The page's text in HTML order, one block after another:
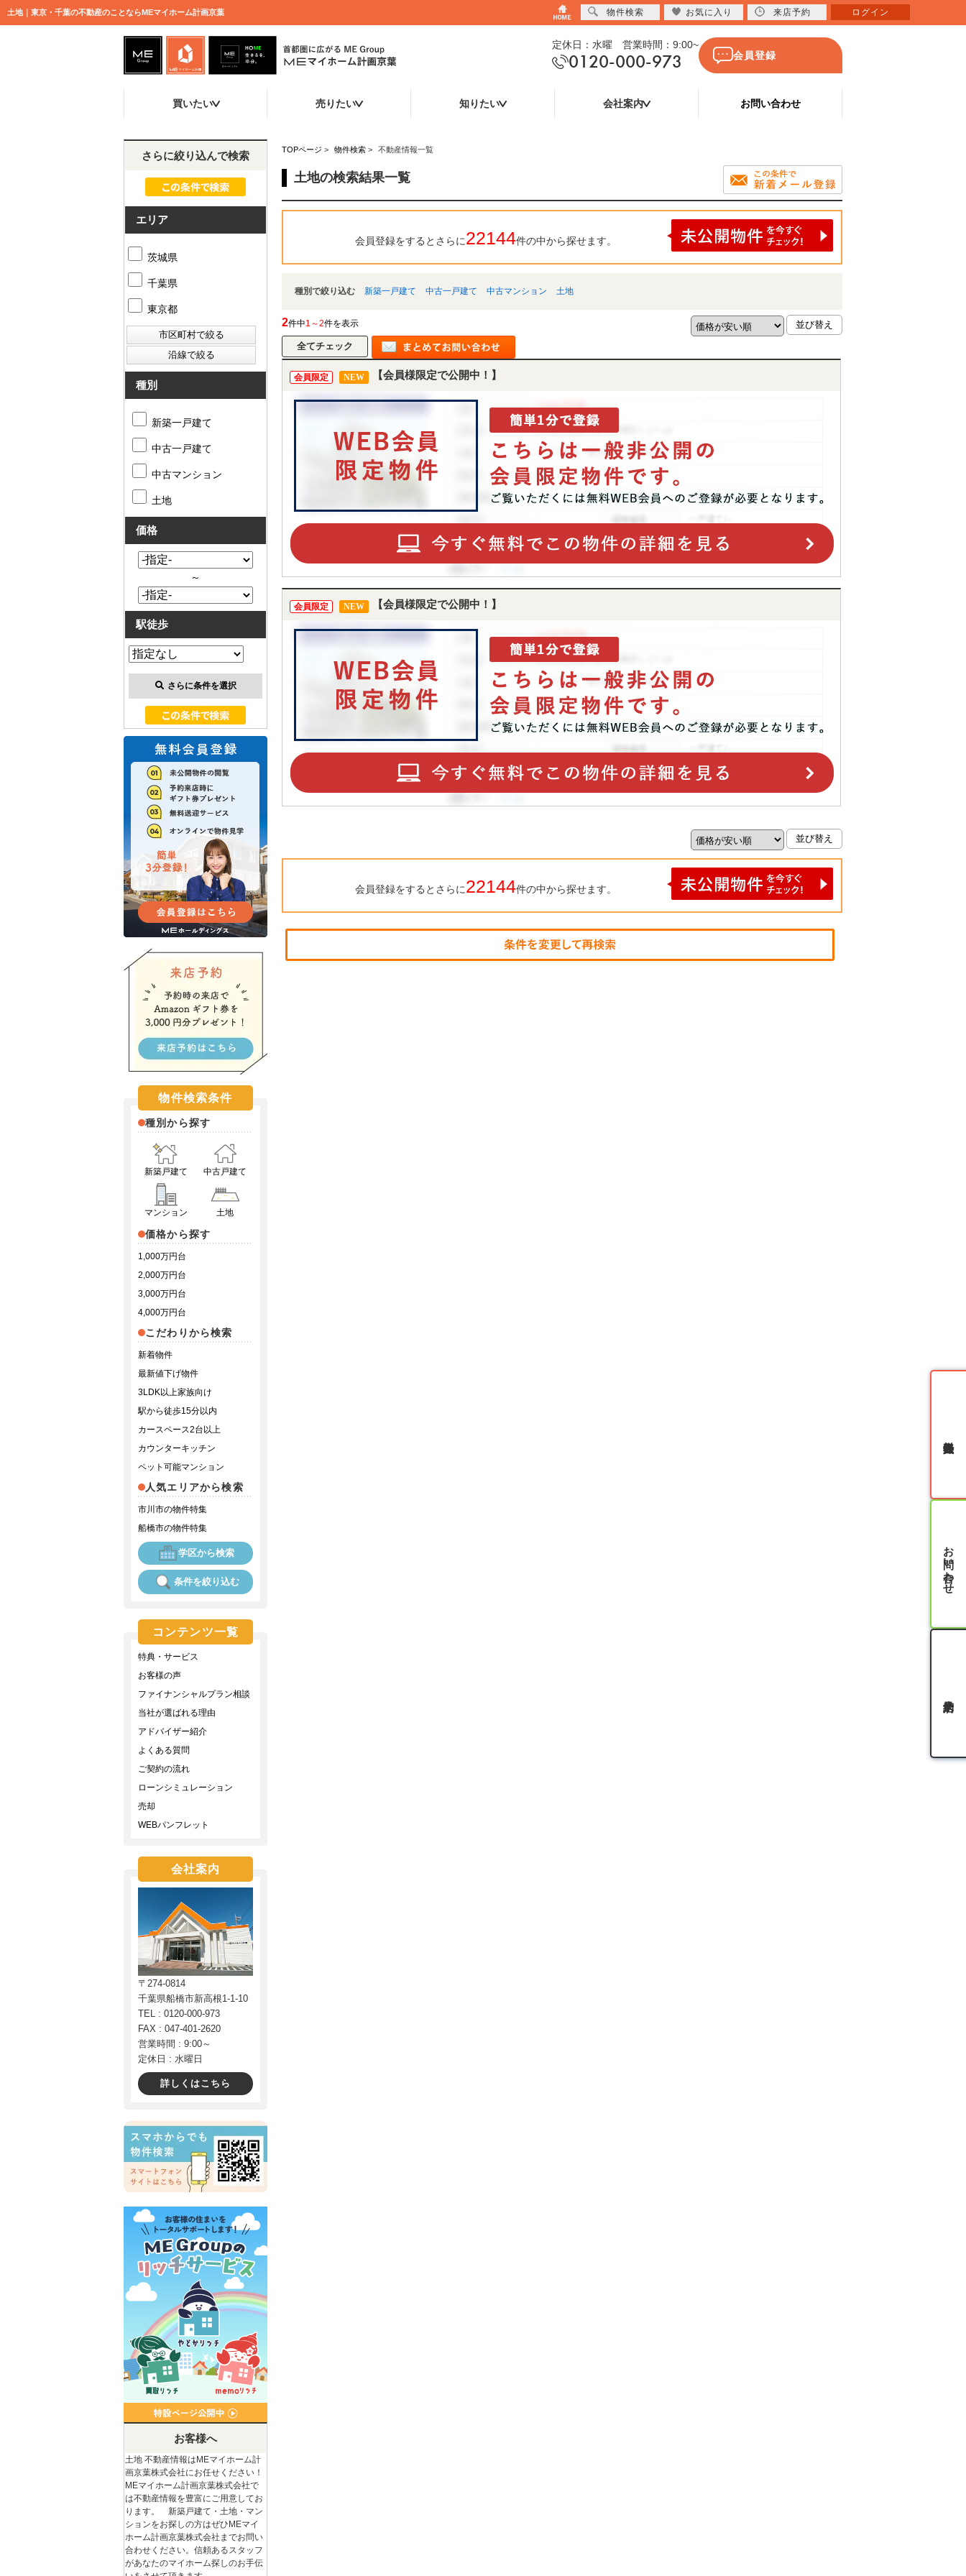
土地｜東京・千葉の不動産のことならMEマイホーム計画京葉
定休日：水曜 営業時間：9:00~
0120-000-973 会員登録
買いたい 売りたい 知りたい 会社案内 お問い合わせ
TOPページ > 物件検索 > 不動産情報一覧
土地の検索結果一覧
会員登録をするとさらに22144件の中から探せます。
種別で絞り込む 新築一戸建て 中古一戸建て 中古マンション 土地
2件中1～2件を表示
会員限定 NEW 【会員様限定で公開中！】
会員限定 NEW 【会員様限定で公開中！】
会員登録をするとさらに22144件の中から探せます。
さらに絞り込んで検索
エリア
茨城県
千葉県
東京都
種別
新築一戸建て
中古一戸建て
中古マンション
土地
価格
～
駅徒歩
さらに条件を選択
物件検索条件
種別から探す
新築戸建て 中古戸建て
マンション 土地
価格から探す
1,000万円台
2,000万円台
3,000万円台
4,000万円台
こだわりから検索
新着物件
最新値下げ物件
3LDK以上家族向け
駅から徒歩15分以内
カースペース2台以上
カウンターキッチン
ペット可能マンション
人気エリアから検索
市川市の物件特集
船橋市の物件特集
学区から検索
条件を絞り込む
コンテンツ一覧
特典・サービス
お客様の声
ファイナンシャルプラン相談
当社が選ばれる理由
アドバイザー紹介
よくある質問
ご契約の流れ
ローンシミュレーション
売却
WEBパンフレット
会社案内
〒274-0814
千葉県船橋市新高根1-1-10
TEL : 0120-000-973
FAX : 047-401-2620
営業時間 : 9:00～
定休日 : 水曜日
詳しくはこちら
お客様へ
土地 不動産情報はMEマイホーム計
画京葉株式会社にお任せください！
MEマイホーム計画京葉株式会社で
は不動産情報を豊富にご用意してお
ります。 新築戸建て・土地・マン
ションをお探しの方はぜひMEマイ
ホーム計画京葉株式会社までお問い
合わせください。信頼あるスタッフ
があなたのマイホーム探しのお手伝
物件検索 お気に入り 来店予約 ログイン
お問い合わせ